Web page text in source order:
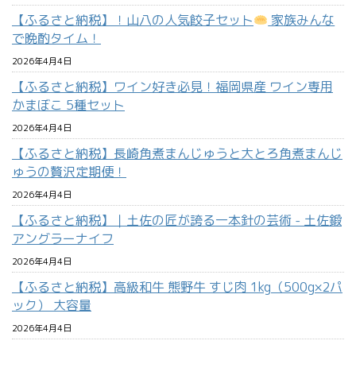
【ふるさと納税】！山八の人気餃子セット
家族みんな
で晩酌タイム！
2026年4月4日
【ふるさと納税】ワイン好き必見！福岡県産 ワイン専用
かまぼこ 5種セット
2026年4月4日
【ふるさと納税】長崎角煮まんじゅうと大とろ角煮まんじ
ゅうの贅沢定期便！
2026年4月4日
【ふるさと納税】｜土佐の匠が誇る一本針の芸術 - 土佐鍛
アングラーナイフ
2026年4月4日
【ふるさと納税】高級和牛 熊野牛 すじ肉 1kg（500g×2パ
ック） 大容量
2026年4月4日